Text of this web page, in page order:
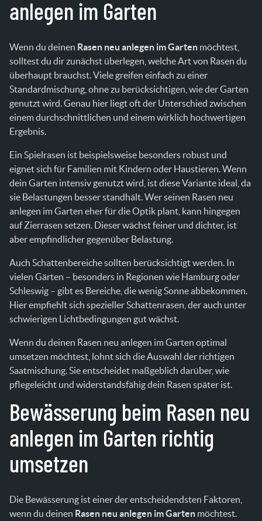
anlegen im Garten
Wenn du deinen Rasen neu anlegen im Garten möchtest,
solltest du dir zunächst überlegen, welche Art von Rasen du
überhaupt brauchst. Viele greifen einfach zu einer
Standardmischung, ohne zu berücksichtigen, wie der Garten
genutzt wird. Genau hier liegt oft der Unterschied zwischen
einem durchschnittlichen und einem wirklich hochwertigen
Ergebnis.
Ein Spielrasen ist beispielsweise besonders robust und
eignet sich für Familien mit Kindern oder Haustieren. Wenn
dein Garten intensiv genutzt wird, ist diese Variante ideal, da
sie Belastungen besser standhält. Wer seinen Rasen neu
anlegen im Garten eher für die Optik plant, kann hingegen
auf Zierrasen setzen. Dieser wächst feiner und dichter, ist
aber empfindlicher gegenüber Belastung.
Auch Schattenbereiche sollten berücksichtigt werden. In
vielen Gärten – besonders in Regionen wie Hamburg oder
Schleswig – gibt es Bereiche, die wenig Sonne abbekommen.
Hier empfiehlt sich spezieller Schattenrasen, der auch unter
schwierigen Lichtbedingungen gut wächst.
Wenn du deinen Rasen neu anlegen im Garten optimal
umsetzen möchtest, lohnt sich die Auswahl der richtigen
Saatmischung. Sie entscheidet maßgeblich darüber, wie
pflegeleicht und widerstandsfähig dein Rasen später ist.
Bewässerung beim Rasen neu
anlegen im Garten richtig
umsetzen
Die Bewässerung ist einer der entscheidendsten Faktoren,
wenn du deinen Rasen neu anlegen im Garten möchtest.